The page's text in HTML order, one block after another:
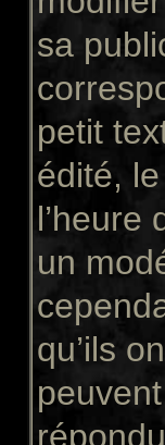
sa
petit
édité,
l’heure
un
qu’ils